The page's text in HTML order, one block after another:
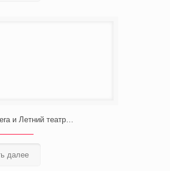
и Летний театр…
далее